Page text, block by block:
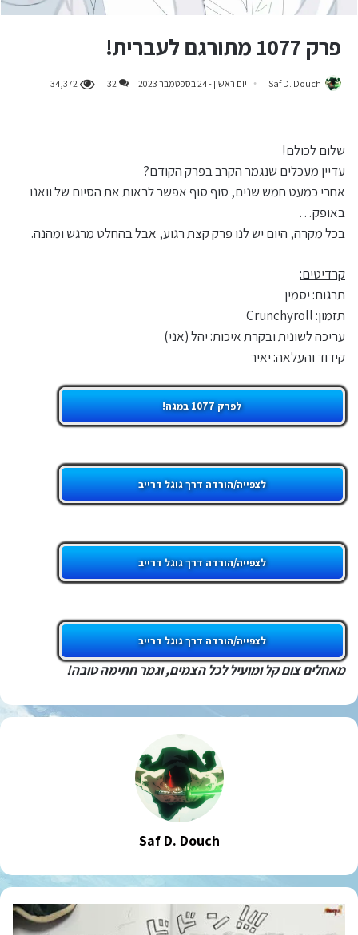
פרק 1077 מתורגם לעברית!
Saf D. Douch יום ראשון - 24 בספטמבר 2023 32
34,372
שלום לכולם!
עדיין מעכלים שנגמר הקרב בפרק הקודם?
אחרי כמעט חמש שנים, סוף סוף אפשר לראות את הסיום של וואנו
באופק…
בכל מקרה, היום יש לנו פרק קצת רגוע, אבל בהחלט מרגש ומהנה.
קרדיטים:
תרגום: יסמין
תזמון: Crunchyroll
עריכה לשונית ובקרת איכות: יהל (אני)
קידוד והעלאה: יאיר
לפרק 1077 במגה!
לצפייה/הורדה דרך גוגל דרייב
לצפייה/הורדה דרך גוגל דרייב
לצפייה/הורדה דרך גוגל דרייב
מאחלים צום קל ומועיל לכל הצמים, וגמר חתימה טובה!
Saf D. Douch
וואן